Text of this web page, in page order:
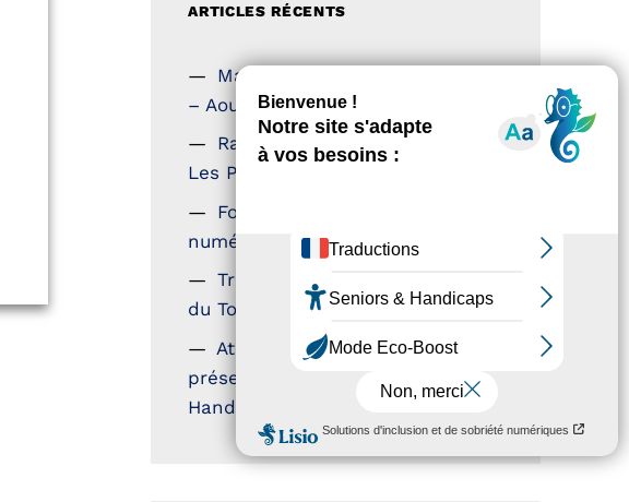
ARTICLES RÉCENTS
Magazine Tourisme Accessible
– Aout 2026
Rallye Aicha des Gazelles –
Les Petillantes
Formation Communication
numérique
Trophées Horizons – Acteurs
du Tourisme Durable
Atout France – flyer
présentation label Tourisme &
Handicap